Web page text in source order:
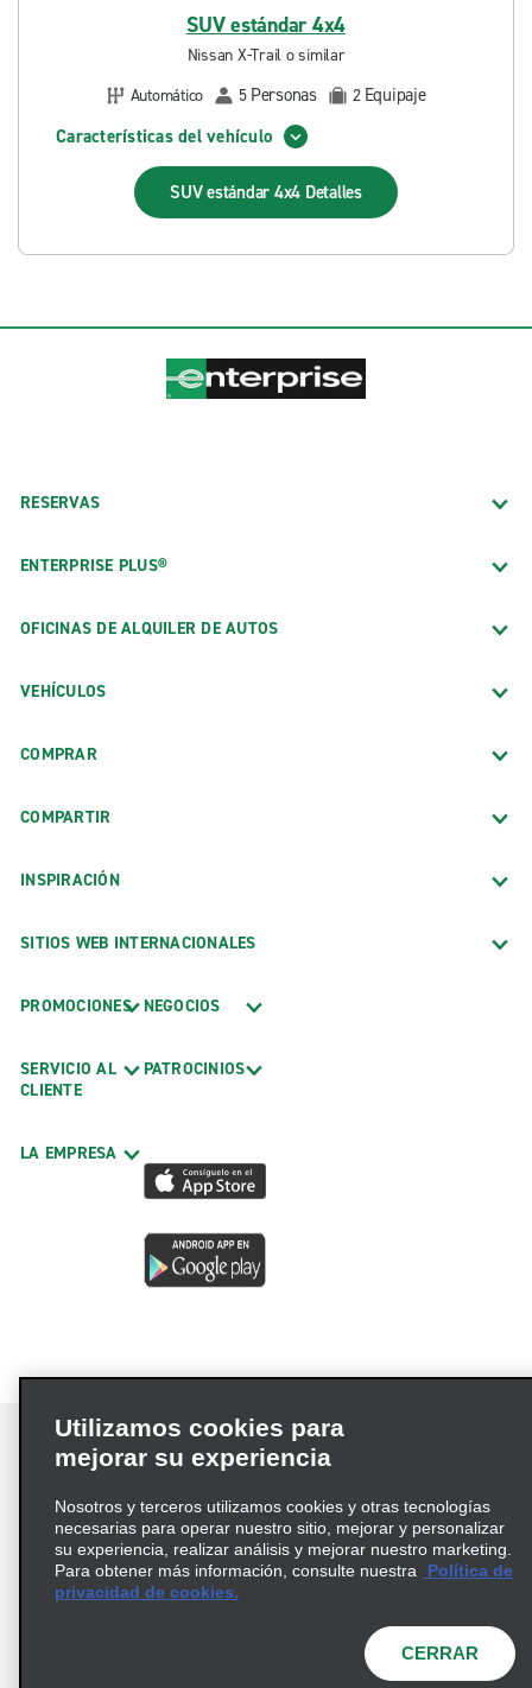
SUV estándar 4x4
Nissan X-Trail o similar
Automático
5 Personas 2 Equipaje
Características del vehículo
SUV estándar 4x4 Detalles
RESERVAS
ENTERPRISE PLUS®
OFICINAS DE ALQUILER DE AUTOS
VEHÍCULOS
COMPRAR
COMPARTIR
INSPIRACIÓN
SITIOS WEB INTERNACIONALES
PROMOCIONES
SERVICIO AL
CLIENTE
LA EMPRESA
NEGOCIOS
PATROCINIOS
Términos de uso
Política de privacidad
Política de cookies
Información de Salud del Consumidor
© 2026 Enterprise Holdings, Inc. Todos los derechos
Utilizamos cookies para
mejorar su experiencia
Nosotros y terceros utilizamos cookies y otras tecnologías
necesarias para operar nuestro sitio, mejorar y personalizar
su experiencia, realizar análisis y mejorar nuestro marketing.
Para obtener más información, consulte nuestra
Política de
privacidad de cookies.
CERRAR